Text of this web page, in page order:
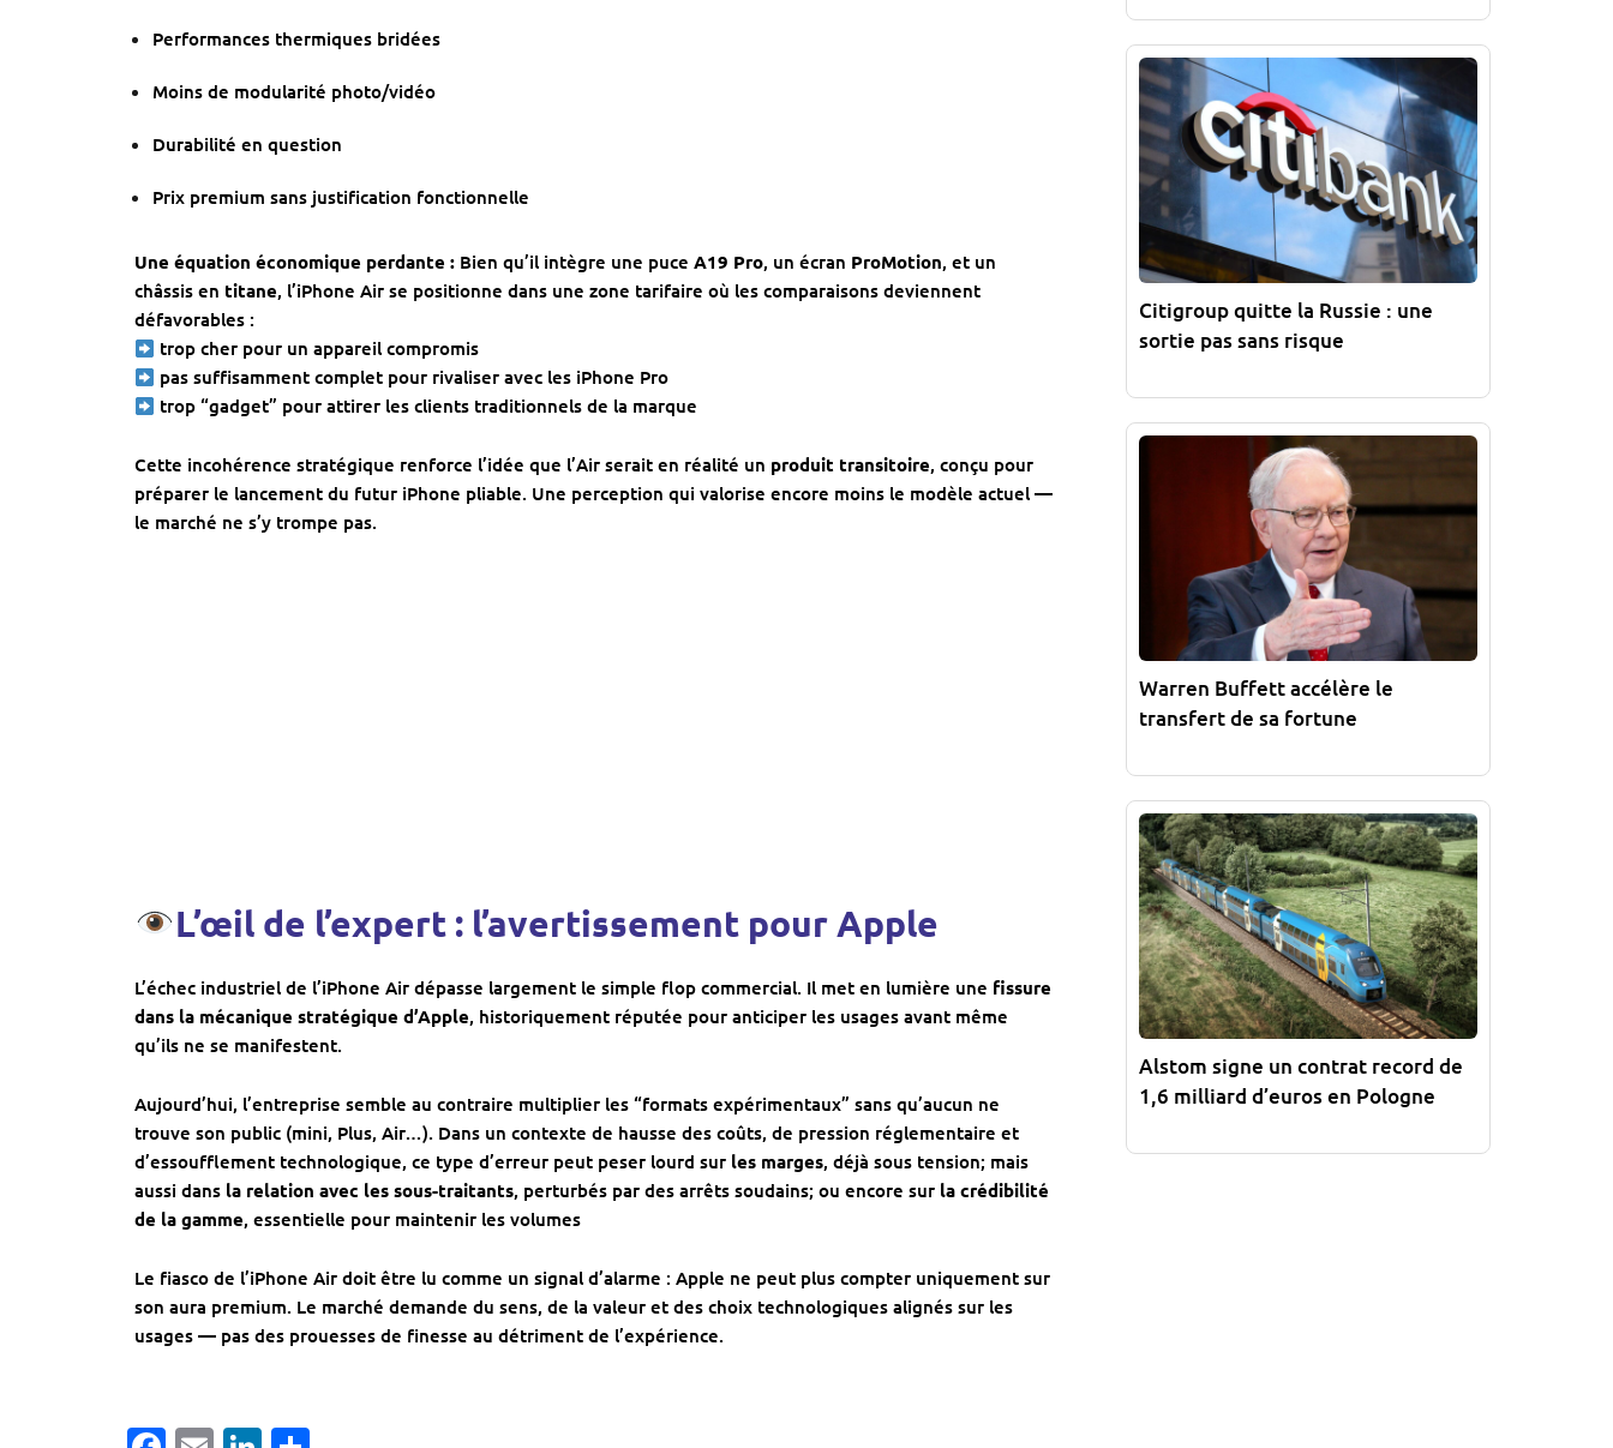
Performances thermiques bridées
Moins de modularité photo/vidéo
Durabilité en question
Prix premium sans justification fonctionnelle
Une équation économique perdante : Bien qu’il intègre une puce A19 Pro, un écran ProMotion, et un
châssis en titane, l’iPhone Air se positionne dans une zone tarifaire où les comparaisons deviennent
défavorables :
trop cher pour un appareil compromis
pas suffisamment complet pour rivaliser avec les iPhone Pro
trop “gadget” pour attirer les clients traditionnels de la marque
Cette incohérence stratégique renforce l’idée que l’Air serait en réalité un produit transitoire, conçu pour
préparer le lancement du futur iPhone pliable. Une perception qui valorise encore moins le modèle actuel —
le marché ne s’y trompe pas.
L’œil de l’expert : l’avertissement pour Apple
L’échec industriel de l’iPhone Air dépasse largement le simple flop commercial. Il met en lumière une fissure
dans la mécanique stratégique d’Apple, historiquement réputée pour anticiper les usages avant même
qu’ils ne se manifestent.
Aujourd’hui, l’entreprise semble au contraire multiplier les “formats expérimentaux” sans qu’aucun ne
trouve son public (mini, Plus, Air…). Dans un contexte de hausse des coûts, de pression réglementaire et
d’essoufflement technologique, ce type d’erreur peut peser lourd sur les marges, déjà sous tension; mais
aussi dans la relation avec les sous-traitants, perturbés par des arrêts soudains; ou encore sur la crédibilité
de la gamme, essentielle pour maintenir les volumes
Le fiasco de l’iPhone Air doit être lu comme un signal d’alarme : Apple ne peut plus compter uniquement sur
son aura premium. Le marché demande du sens, de la valeur et des choix technologiques alignés sur les
usages — pas des prouesses de finesse au détriment de l’expérience.
Citigroup quitte la Russie : une
sortie pas sans risque
Warren Buffett accélère le
transfert de sa fortune
Alstom signe un contrat record de
1,6 milliard d’euros en Pologne